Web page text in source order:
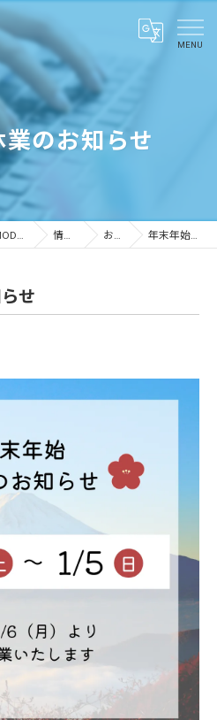
のお知らせ
愛知県尾張旭市の解体ならMODEReNO ～原状回復・解体工事のモドリーノ～ 情報ブログ お知らせ 年末年始休業のお知らせ
せ